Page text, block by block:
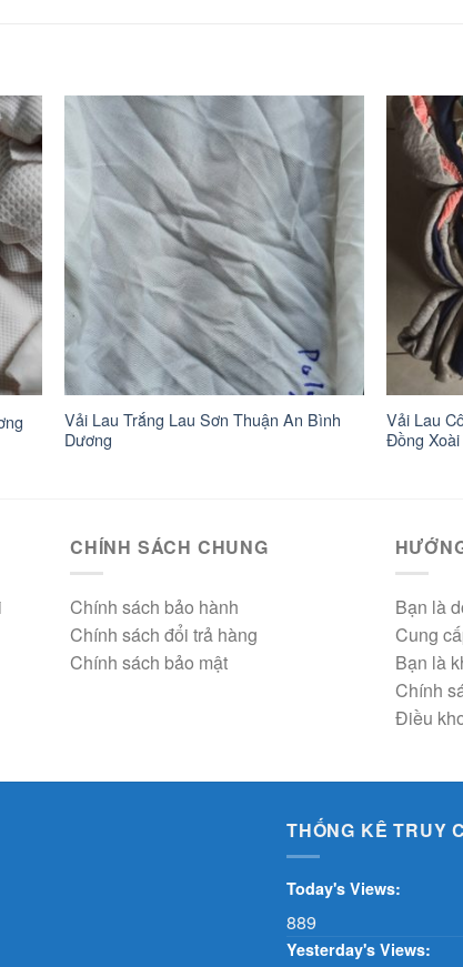
Vải Lau Trắng Lau Sơn Thuận An Bình
Dương
Vải Lau
Đồng
CHÍNH SÁCH CHUNG
Chính sách bảo hành
Chính sách đổi trả hàng
Chính sách bảo mật
Bạn là
Cung
Bạn là
Chính
Điều
THỐNG KÊ TRUY
Today's Views:
889
Yesterday's Views: